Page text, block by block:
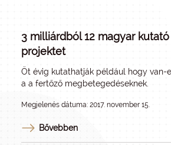
3 milliárdból 12 magyar
projektet
Öt évig kutathatják például hogy van-
a a fertőző megbetegedéseknek.
Megjelenés dátuma: 2017. november 15.
Bővebben